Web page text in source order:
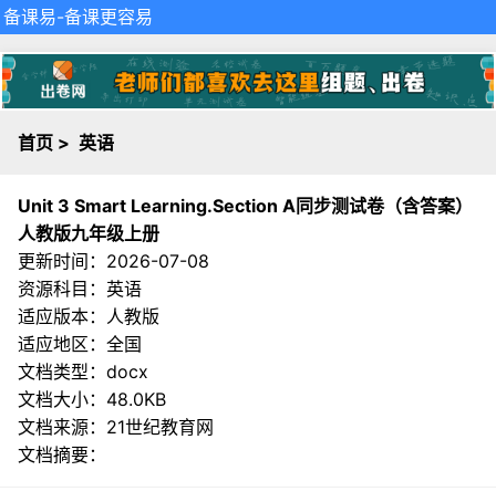
备课易-备课更容易
首页 > 英语
Unit 3 Smart Learning.Section A同步测试卷（含答案）
人教版九年级上册
更新时间：2026-07-08
资源科目：英语
适应版本：人教版
适应地区：全国
文档类型：docx
文档大小：48.0KB
文档来源： 21世纪教育网
文档摘要：